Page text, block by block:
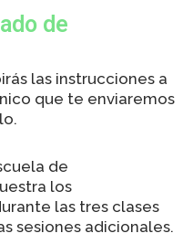
de
las instrucciones a
que te enviaremos
de
los
las tres clases
sesiones adicionales.